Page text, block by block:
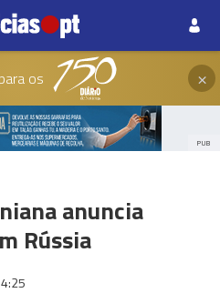
para os ×
PUB
anuncia
Rússia